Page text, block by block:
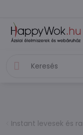
Instant levesek és